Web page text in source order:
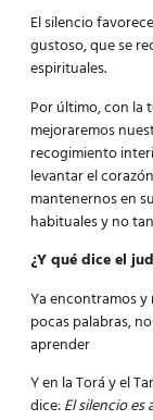
El silencio
gustoso, que se
espirituales.
Por último, con la
mejoraremos
recogimiento
levantar el
mantenernos en
habituales y no
¿Y qué dice el
Ya encontramos y
pocas palabras,
aprender
Y en la Torá y el
dice:El silencio